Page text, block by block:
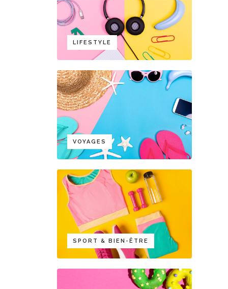
LIFESTYLE
VOYAGES
SPORT & BIEN-ÊTRE